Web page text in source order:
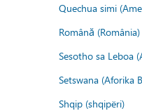
Quechua simi
Română (România)
Sesotho sa Leboa
Setswana (Aforika
Shqip (shqipëri)